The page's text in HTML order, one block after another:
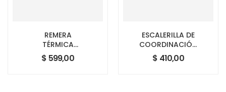
REMERA
TÉRMICA
MANGA LARGA
KNEX
$ 599,00
ESCALERILLA DE
COORDINACIÓN
4MTS
$ 410,00